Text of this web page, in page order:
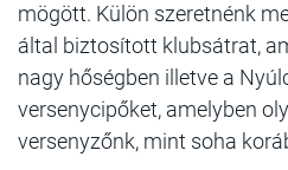
mögött. Külön szeretnénk
által biztosított klubsátrat,
nagy hőségben illetve a
versenycipőket, amelyben
versenyzőnk, mint soha